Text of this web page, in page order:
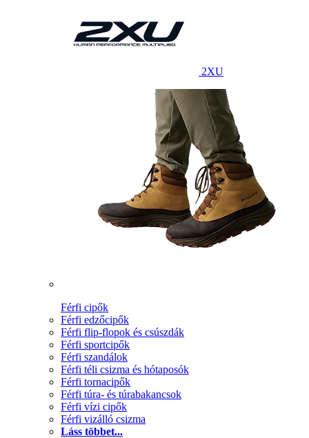
2XU
Férfi cipők
Férfi edzőcipők
Férfi flip-flopok és csúszdák
Férfi sportcipők
Férfi szandálok
Férfi téli csizma és hótaposók
Férfi tornacipők
Férfi túra- és túrabakancsok
Férfi vízi cipők
Férfi vizálló csizma
Láss többet...